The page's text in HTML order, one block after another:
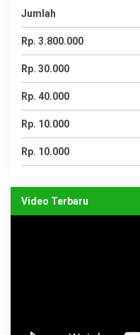
Jumlah
Rp. 3.800.000
Rp. 30.000
Rp. 40.000
Rp. 10.000
Rp. 10.000
Video Terbaru